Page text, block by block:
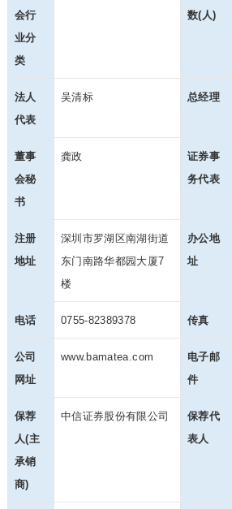
会行
业分
类
数(人)
法人
代表
吴清标 总经理
董事
会秘
书
龚政
证券事
务代表
注册
地址
深圳市罗湖区南湖街道
东门南路华都园大厦7
楼
办公地
址
电话 0755-82389378 传真
公司
网址
www.bamatea.com
电子邮
件
保荐
人(主
承销
商)
中信证券股份有限公司
保荐代
表人